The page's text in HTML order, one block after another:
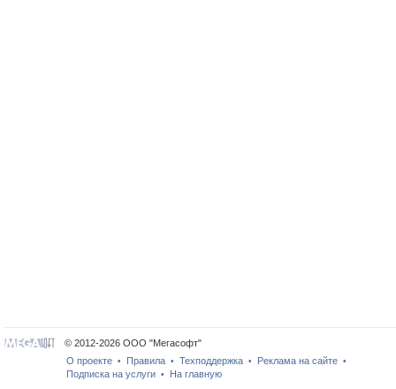
© 2012-2026 ООО "Мегасофт"
О проекте • Правила • Техподдержка • Реклама на сайте •
Подписка на услуги • На главную